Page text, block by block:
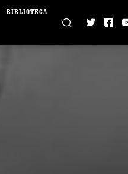
BIBLIOTECA